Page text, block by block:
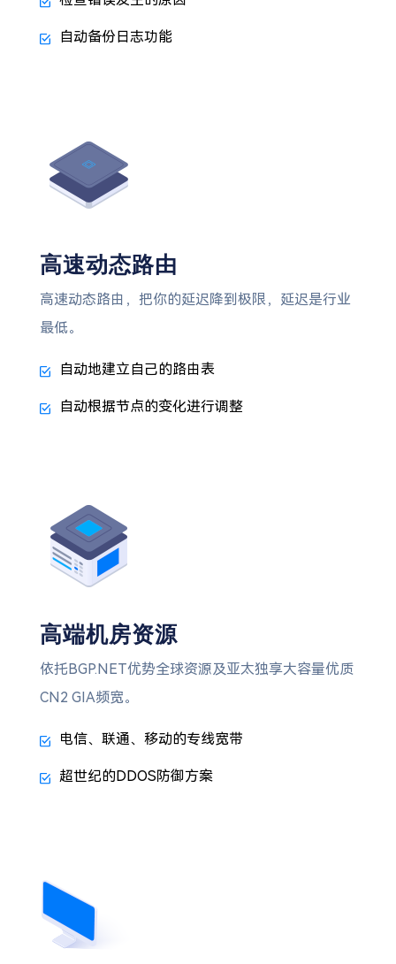
自动备份日志功能
高速动态路由
高速动态路由，把你的延迟降到极限，延迟是行业
最低。
自动地建立自己的路由表
自动根据节点的变化进行调整
高端机房资源
依托BGP.NET优势全球资源及亚太独享大容量优质
CN2 GIA频宽。
电信、联通、移动的专线宽带
超世纪的DDOS防御方案